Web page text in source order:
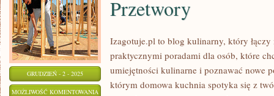
GRUDZIEŃ - 2 - 2025
MOŻLIWOŚĆ KOMENTOWANIA LUNCHBOXY
Przetwory
Izagotuje.pl to blog kulinarny, który łączy
praktycznymi poradami dla osób, które
umiejętności kulinarne i poznawać nowe
którym domowa kuchnia spotyka się z